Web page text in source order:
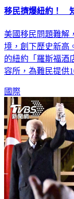
移民擠爆紐約！
美國移民問題難解
境，創下歷史新高
的紐約「羅斯福酒
容所，為難民提供
國際